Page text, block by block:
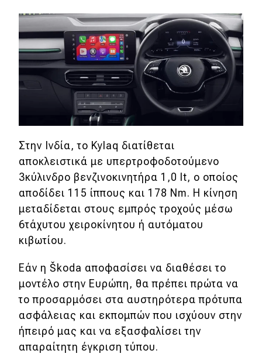
Στην Ινδία, το Kylaq διατίθεται
αποκλειστικά με υπερτροφοδοτούμενο
3κύλινδρο βενζινοκινητήρα 1,0 lt, ο οποίος
αποδίδει 115 ίππους και 178 Nm. Η κίνηση
μεταδίδεται στους εμπρός τροχούς μέσω
6τάχυτου χειροκίνητου ή αυτόματου
κιβωτίου.
Εάν η Škoda αποφασίσει να διαθέσει το
μοντέλο στην Ευρώπη, θα πρέπει πρώτα να
το προσαρμόσει στα αυστηρότερα πρότυπα
ασφάλειας και εκπομπών που ισχύουν στην
ήπειρό μας και να εξασφαλίσει την
απαραίτητη έγκριση τύπου.